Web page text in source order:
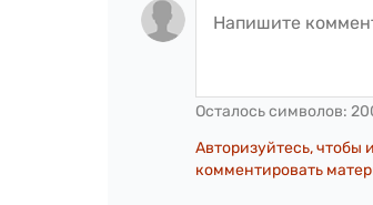
Осталось символов:
Авторизуйтесь, чтобы
комментировать